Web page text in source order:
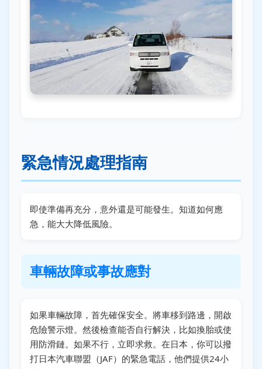
緊急情況處理指南
即使準備再充分，意外還是可能發生。知道如何應
急，能大大降低風險。
車輛故障或事故應對
如果車輛故障，首先確保安全。將車移到路邊，開啟
危險警示燈。然後檢查能否自行解決，比如換胎或使
用防滑鏈。如果不行，立即求救。在日本，你可以撥
打日本汽車聯盟（JAF） 的緊急電話，他們提供24小